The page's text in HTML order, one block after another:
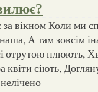
вікном Коли ми
А там зовсім
отрутою плюють,
квіти сіють,